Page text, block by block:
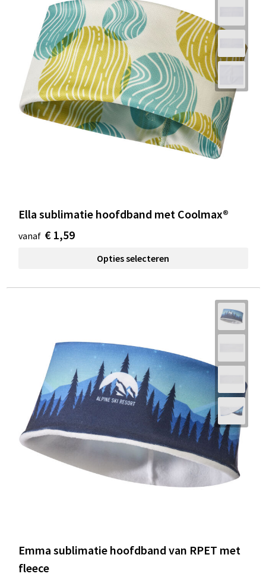
Ella sublimatie hoofdband met Coolmax®
vanaf € 1,59
Opties selecteren
Emma sublimatie hoofdband van RPET met
fleece